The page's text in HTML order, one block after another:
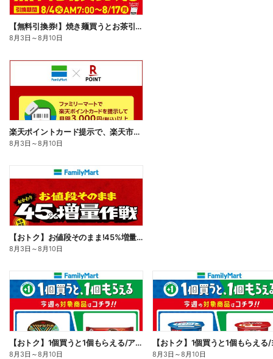
【無料引換券!】焼き麺買うとお茶引換券貰える!
8月3日 ～8月10日
楽天ポイントカード提示で、楽天市場でのお買い物がおトクに!
8月3日 ～8月10日
【おトク】お値段そのまま!45%増量作戦!
8月3日 ～8月10日
【おトク】1個買うと1個もらえる/アイス
8月3日 ～8月10日 8月3日 ～8月10日